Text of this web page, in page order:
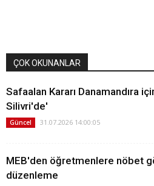
ÇOK OKUNANLAR
Safaalan Kararı Danamandıra
Silivri'de'
Güncel 31.07.2026 14:00:05
MEB'den öğretmenlere nöbet
düzenleme